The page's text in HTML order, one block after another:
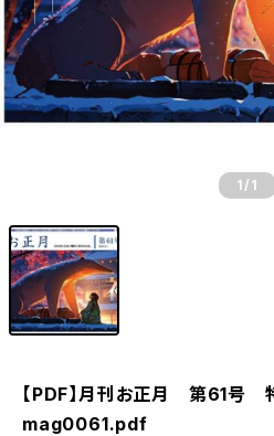
1 /1
【PDF】月刊お正月 第61号 特
mag0061.pdf